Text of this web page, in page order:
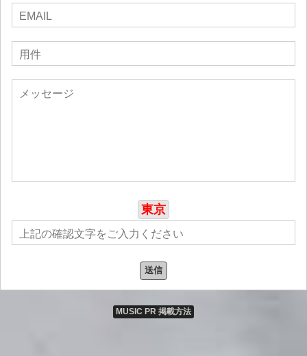
東京
送信
MUSIC PR 掲載方法